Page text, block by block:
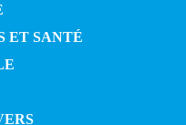
ET SANTÉ